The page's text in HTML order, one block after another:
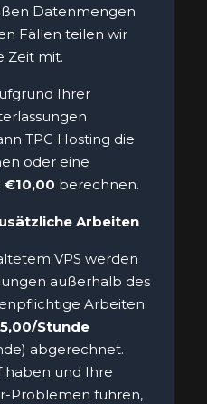
Datenmengen
Fällen teilen wir
Zeit mit.
Ihrer
TPC Hosting die
oder eine
€10,00 berechnen.
Arbeiten
VPS werden
außerhalb des
Arbeiten
Stunde
abgerechnet.
haben und Ihre
Problemen führen,